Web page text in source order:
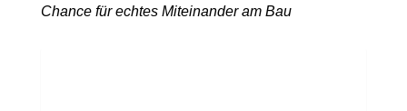
Chance für echtes Miteinander am Bau